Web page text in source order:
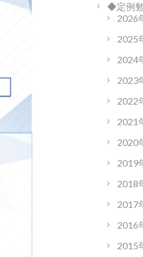
◆定例
2026
2025
2024
2023
2022
2021
2020
2019
2018
2017
2016
2015